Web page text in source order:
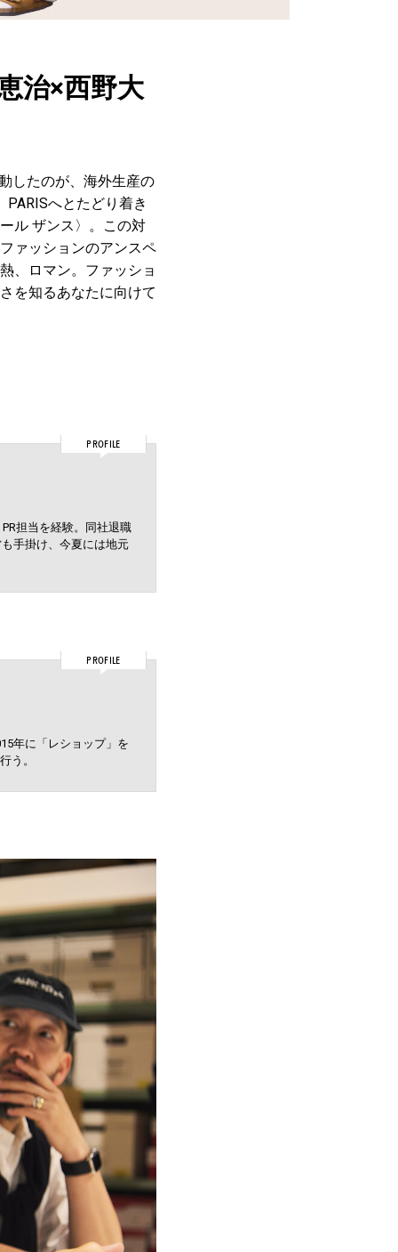
治×西野大
したのが、海外生産の
へとたどり着き
ル ザンス〉。この対
ァッションのアンスペ
、ロマン。ファッショ
を知るあなたに向けて
PROFILE
担当を経験。同社退職
手掛け、今夏には地元
PROFILE
年に「レショップ」を
う。